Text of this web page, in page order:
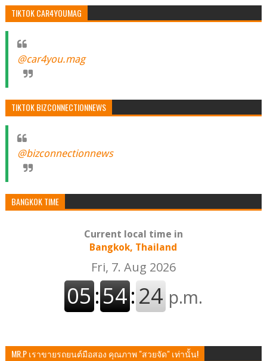
TIKTOK CAR4YOUMAG
@car4you.mag
TIKTOK BIZCONNECTIONNEWS
@bizconnectionnews
BANGKOK TIME
Current local time in
Bangkok, Thailand
MR.P เราขายรถยนต์มือสอง คุณภาพ "สวยจัด" เท่านั้น!